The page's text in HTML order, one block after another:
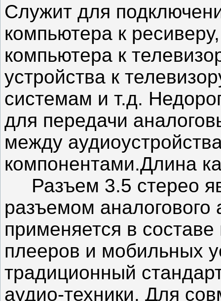
Служит для
компьютера к ресиверу,
компьютера к
устройства к
системам и т.д.
для передачи
между
компонентами.Длина
Разъем 3.5 стерео
разъемом
применяется в
плееров и мобильных
традиционный
аудио-техники. Для